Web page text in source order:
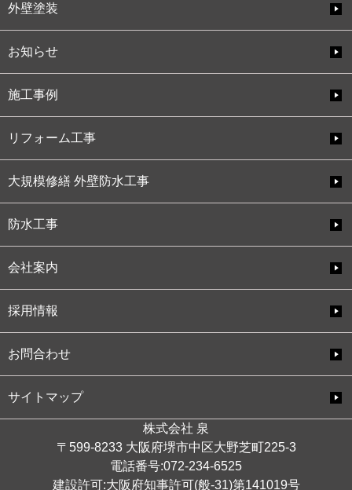
外壁塗装
お知らせ
施工事例
リフォーム工事
大規模修繕 外壁防水工事
防水工事
会社案内
採用情報
お問合わせ
サイトマップ
株式会社 泉
〒599-8233 大阪府堺市中区大野芝町225-3
電話番号:072-234-6525
建設許可:大阪府知事許可(般-31)第141019号